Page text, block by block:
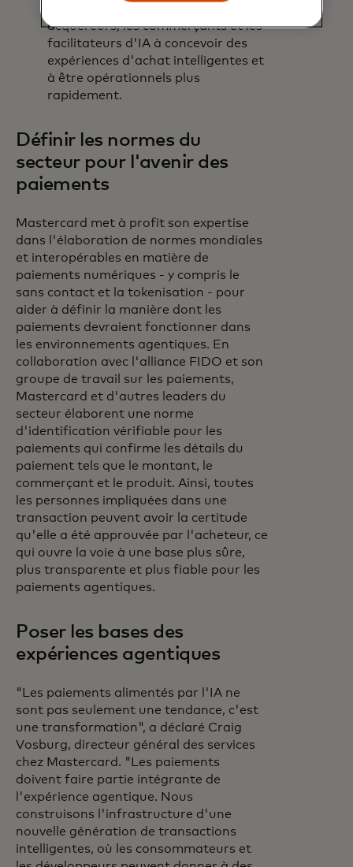
acquéreurs, les commerçants et les
facilitateurs d'IA à concevoir des
expériences d'achat intelligentes et
à être opérationnels plus
rapidement.
Définir les normes du
secteur pour l'avenir des
paiements
Mastercard met à profit son expertise
dans l'élaboration de normes mondiales
et interopérables en matière de
paiements numériques - y compris le
sans contact et la tokenisation - pour
aider à définir la manière dont les
paiements devraient fonctionner dans
les environnements agentiques. En
collaboration avec l'alliance FIDO et son
groupe de travail sur les paiements,
Mastercard et d'autres leaders du
secteur élaborent une norme
d'identification vérifiable pour les
paiements qui confirme les détails du
paiement tels que le montant, le
commerçant et le produit. Ainsi, toutes
les personnes impliquées dans une
transaction peuvent avoir la certitude
qu'elle a été approuvée par l'acheteur, ce
qui ouvre la voie à une base plus sûre,
plus transparente et plus fiable pour les
paiements agentiques.
Poser les bases des
expériences agentiques
"Les paiements alimentés par l'IA ne
sont pas seulement une tendance, c'est
une transformation", a déclaré Craig
Vosburg, directeur général des services
chez Mastercard. "Les paiements
doivent faire partie intégrante de
l'expérience agentique. Nous
construisons l'infrastructure d'une
nouvelle génération de transactions
intelligentes, où les consommateurs et